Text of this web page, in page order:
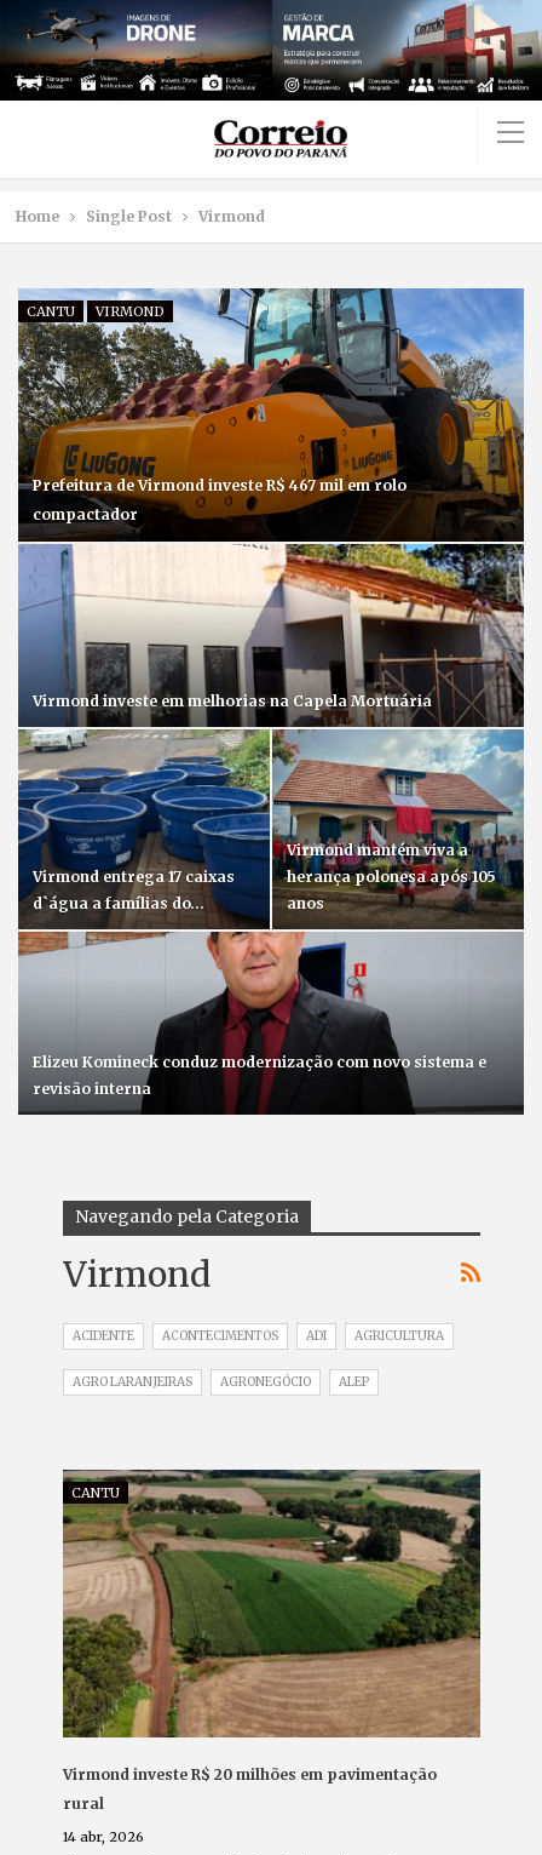
Home Single Post Virmond
CANTU VIRMOND
Prefeitura de Virmond investe R$ 467 mil em rolo
compactador
Virmond investe em melhorias na Capela Mortuária
Virmond entrega 17 caixas
d`água a famílias do…
Virmond mantém viva a
herança polonesa após 105
anos
Elizeu Komineck conduz modernização com novo sistema e
revisão interna
Navegando pela Categoria
Virmond
ACIDENTE ACONTECIMENTOS ADI AGRICULTURA
AGRO LARANJEIRAS AGRONEGÓCIO ALEP
CANTU
Virmond investe R$ 20 milhões em pavimentação
rural
14 abr, 2026